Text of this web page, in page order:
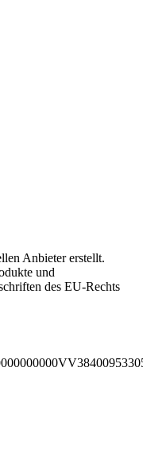
Anbieter erstellt.
und
des EU-Rechts